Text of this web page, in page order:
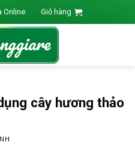
Online Giỏ hàng
cây hương thảo